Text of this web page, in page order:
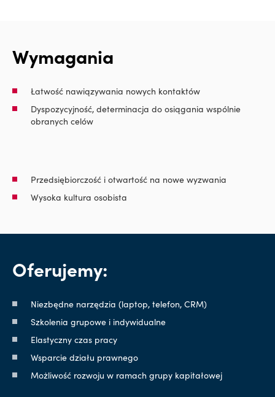
Wymagania
Łatwość nawiązywania nowych kontaktów
Dyspozycyjność, determinacja do osiągania wspólnie
obranych celów
Przedsiębiorczość i otwartość na nowe wyzwania
Wysoka kultura osobista
Oferujemy:
Niezbędne narzędzia (laptop, telefon, CRM)
Szkolenia grupowe i indywidualne
Elastyczny czas pracy
Wsparcie działu prawnego
Możliwość rozwoju w ramach grupy kapitałowej